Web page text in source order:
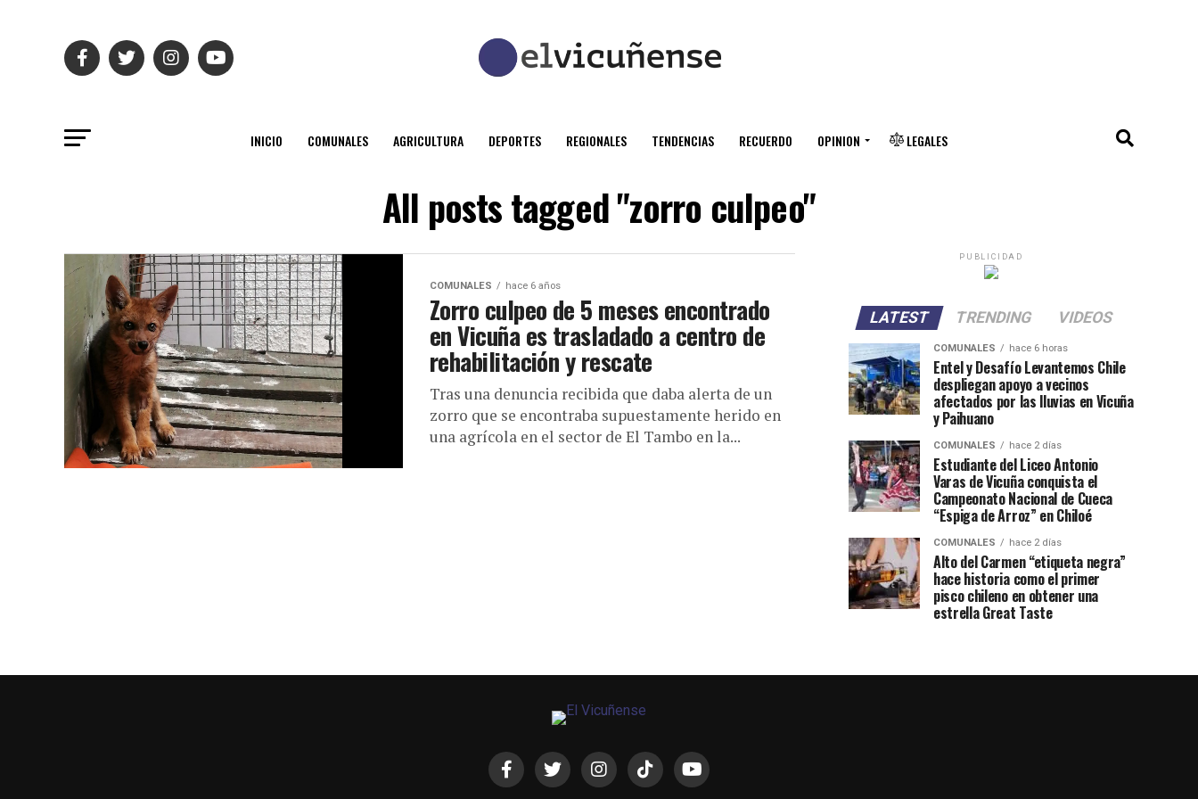
INICIO COMUNALES AGRICULTURA DEPORTES REGIONALES TENDENCIAS RECUERDO OPINION LEGALES
All posts tagged "zorro culpeo"
COMUNALES hace 6 años
Zorro culpeo de 5 meses encontrado
en Vicuña es trasladado a centro de
rehabilitación y rescate
Tras una denuncia recibida que daba alerta de un
zorro que se encontraba supuestamente herido en
una agrícola en el sector de El Tambo en la...
PUBLICIDAD
LATEST TRENDING VIDEOS
COMUNALES hace 6 horas
Entel y Desafío Levantemos Chile
despliegan apoyo a vecinos
afectados por las lluvias en Vicuña
y Paihuano
COMUNALES hace 2 días
Estudiante del Liceo Antonio
Varas de Vicuña conquista el
Campeonato Nacional de Cueca
“Espiga de Arroz” en Chiloé
COMUNALES hace 2 días
Alto del Carmen “etiqueta negra”
hace historia como el primer
pisco chileno en obtener una
estrella Great Taste